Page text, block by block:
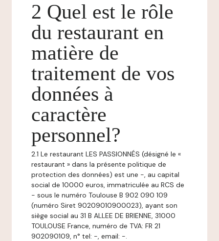
2 Quel est le rôle
du restaurant en
matière de
traitement de vos
données à
caractère
personnel?
2.1 Le restaurant LES PASSIONNÉS (désigné le «
restaurant » dans la présente politique de
protection des données) est une -, au capital
social de 10000 euros, immatriculée au RCS de
- sous le numéro Toulouse B 902 090 109
(numéro Siret 90209010900023), ayant son
siège social au 31 B ALLEE DE BRIENNE, 31000
TOULOUSE France, numéro de TVA: FR 21
902090109, n° tel: -, email: -.